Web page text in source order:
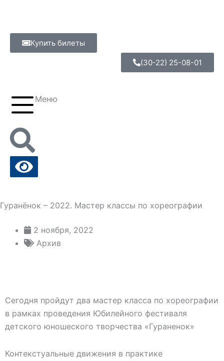
содержимому
Купить билеты
(30-22) 25-08-01
Меню
Гуранёнок – 2022. Мастер классы по хореографии
2 ноября, 2022
Архив
Сегодня пройдут два мастер класса по хореографии
в рамках проведения Юбилейного фестиваля
детского юношеского творчества «Гураненок»
Контекстуальные движения в практике